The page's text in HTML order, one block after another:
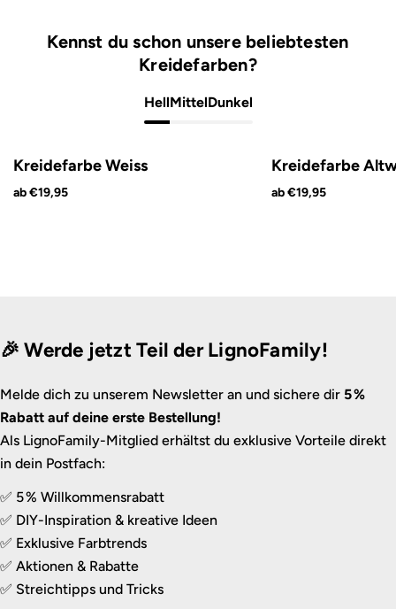
Kennst du schon unsere beliebtesten
Kreidefarben?
HellMittelDunkel
Kreidefarbe Weiss
ab €19,95
Kreidefarbe
ab €19,95
🎉 Werde jetzt Teil der LignoFamily!
Melde dich zu unserem Newsletter an und sichere dir 5 %
Rabatt auf deine erste Bestellung!
Als LignoFamily-Mitglied erhältst du exklusive Vorteile direkt
in dein Postfach:
✅ 5 % Willkommensrabatt
✅ DIY-Inspiration & kreative Ideen
✅ Exklusive Farbtrends
✅ Aktionen & Rabatte
✅ Streichtipps und Tricks